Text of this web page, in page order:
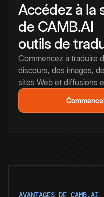
Accédez à la
de CAMB.AI
outils de
Commencez à traduire
discours, des images,
sites Web et diffusions
AVANTAGES DE CAMB.AI